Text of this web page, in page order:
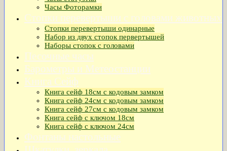
Часы Фоторамки
Стопки перевертыши с головами животных
Стопки перевертыши одинарные
Набор из двух стопок первертышей
Наборы стопок с головами
Песочные часы
Барометры и Метеостанции
Книга Сейф
Книга сейф 18см с кодовым замком
Книга сeйф 24см с кодовым замком
Книга сейф 27см с кодовым замком
Книга сейф с ключом 18см
Книга сейф с ключом 24см
Фонтаны настольные